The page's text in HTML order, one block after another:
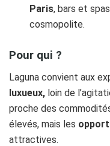
Paris, bars et
cosmopolite.
Pour qui ?
Laguna convient aux
luxueux, loin de
proche des
élevés, mais les
attractives.